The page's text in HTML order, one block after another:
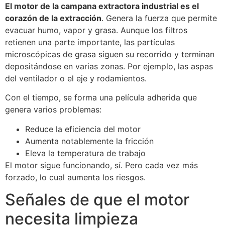
El motor de la campana extractora industrial es el
corazón de la extracción. Genera la fuerza que permite
evacuar humo, vapor y grasa. Aunque los filtros
retienen una parte importante, las partículas
microscópicas de grasa siguen su recorrido y terminan
depositándose en varias zonas. Por ejemplo, las aspas
del ventilador o el eje y rodamientos.
Con el tiempo, se forma una película adherida que
genera varios problemas:
Reduce la eficiencia del motor
Aumenta notablemente la fricción
Eleva la temperatura de trabajo
El motor sigue funcionando, sí. Pero cada vez más
forzado, lo cual aumenta los riesgos.
Señales de que el motor
necesita limpieza